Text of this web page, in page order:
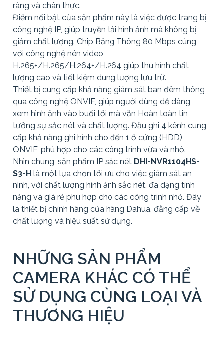
ràng và chân thực.
Điểm nổi bật của sản phẩm này là việc được trang bị
công nghệ IP, giúp truyền tải hình ảnh mà không bị
giảm chất lượng. Chip Băng Thông 80 Mbps cùng
với công nghệ nén video
H.265+/H.265/H.264+/H.264 giúp thu hình chất
lượng cao và tiết kiệm dung lượng lưu trữ.
Thiết bị cung cấp khả năng giám sát ban đêm thông
qua công nghệ ONVIF, giúp người dùng dễ dàng
xem hình ảnh vào buổi tối mà vẫn Hoàn toàn tin
tưởng sự sắc nét và chất lượng. Đầu ghi 4 kênh cung
cấp khả năng ghi hình cho đến 1 ổ cứng (HDD)
ONVIF, phù hợp cho các công trình vừa và nhỏ.
Nhìn chung, sản phẩm IP sắc nét DHI-NVR1104HS-
S3-H là một lựa chọn tối ưu cho việc giám sát an
ninh, với chất lượng hình ảnh sắc nét, đa dạng tính
năng và giá rẻ phù hợp cho các công trình nhỏ. Đây
là thiết bị chính hãng của hãng Dahua, đẳng cấp về
chất lượng và hiệu suất sử dụng.
NHỮNG SẢN PHẨM
CAMERA KHÁC CÓ THỂ
SỬ DỤNG CÙNG LOẠI VÀ
THƯƠNG HIỆU